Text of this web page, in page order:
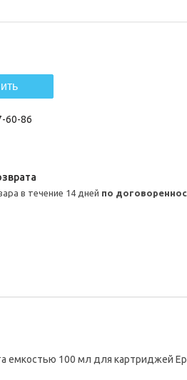
60-86
в течение 14 дней по
емкостью 100 мл для картриджей